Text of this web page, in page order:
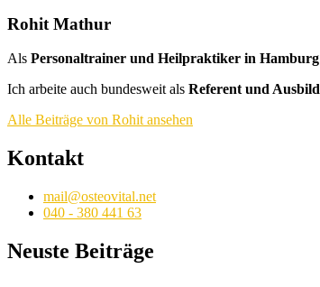
Rohit Mathur
Als Personaltrainer und Heilpraktiker in Hamburg
Ich arbeite auch bundesweit als Referent und
Alle Beiträge von Rohit ansehen
Kontakt
mail@osteovital.net
040 - 380 441 63
Neuste Beiträge